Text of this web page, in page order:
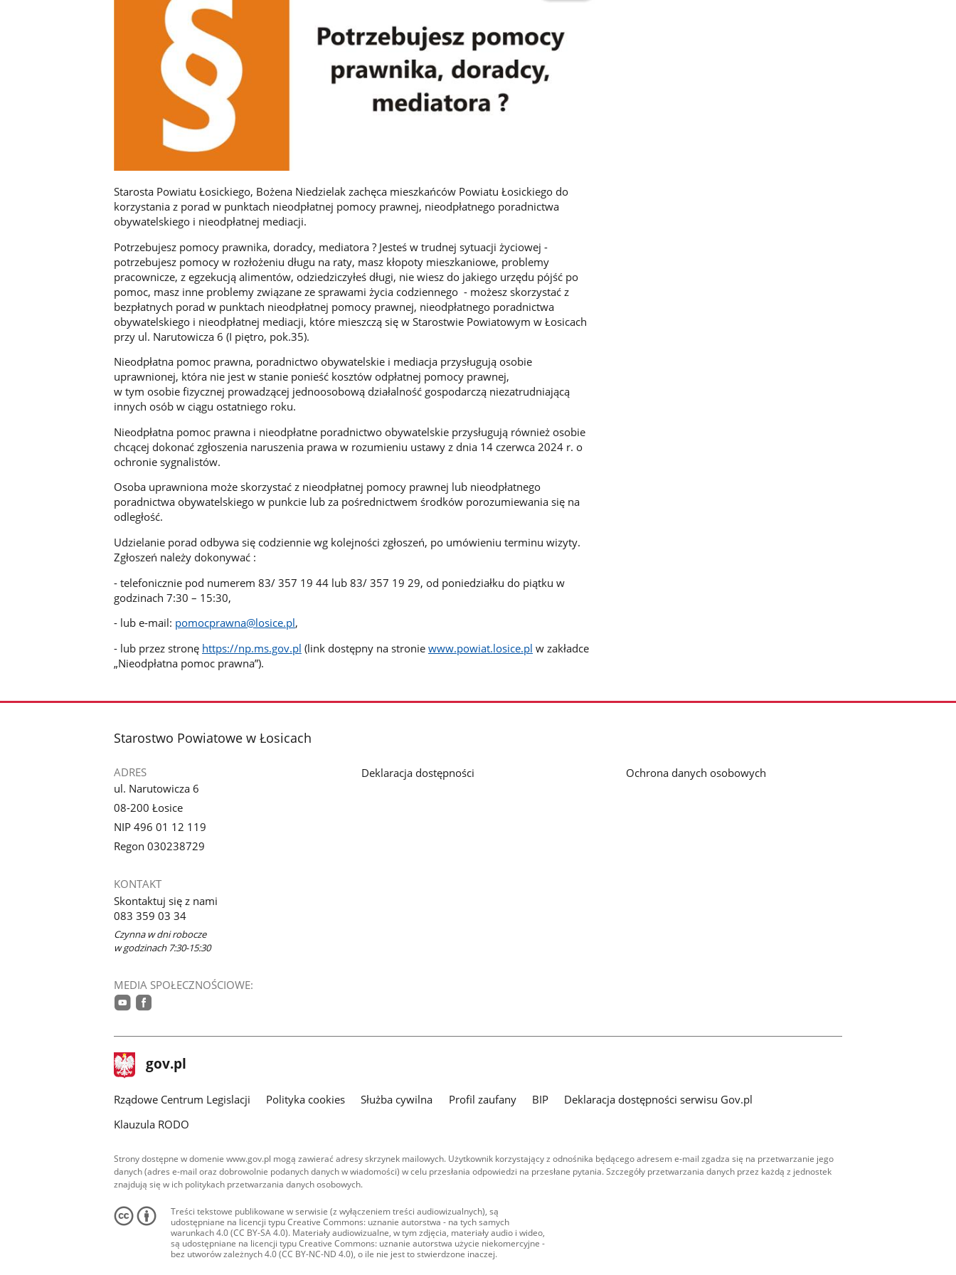
Starosta Powiatu Łosickiego, Bożena Niedzielak zachęca mieszkańców Powiatu Łosickiego do
korzystania z porad w punktach nieodpłatnej pomocy prawnej, nieodpłatnego poradnictwa
obywatelskiego i nieodpłatnej mediacji.
Potrzebujesz pomocy prawnika, doradcy, mediatora ? Jesteś w trudnej sytuacji życiowej -
potrzebujesz pomocy w rozłożeniu długu na raty, masz kłopoty mieszkaniowe, problemy
pracownicze, z egzekucją alimentów, odziedziczyłeś długi, nie wiesz do jakiego urzędu pójść po
pomoc, masz inne problemy związane ze sprawami życia codziennego - możesz skorzystać z
bezpłatnych porad w punktach nieodpłatnej pomocy prawnej, nieodpłatnego poradnictwa
obywatelskiego i nieodpłatnej mediacji, które mieszczą się w Starostwie Powiatowym w Łosicach
przy ul. Narutowicza 6 (I piętro, pok.35).
Nieodpłatna pomoc prawna, poradnictwo obywatelskie i mediacja przysługują osobie
uprawnionej, która nie jest w stanie ponieść kosztów odpłatnej pomocy prawnej,
w tym osobie fizycznej prowadzącej jednoosobową działalność gospodarczą niezatrudniającą
innych osób w ciągu ostatniego roku.
Nieodpłatna pomoc prawna i nieodpłatne poradnictwo obywatelskie przysługują również osobie
chcącej dokonać zgłoszenia naruszenia prawa w rozumieniu ustawy z dnia 14 czerwca 2024 r. o
ochronie sygnalistów.
Osoba uprawniona może skorzystać z nieodpłatnej pomocy prawnej lub nieodpłatnego
poradnictwa obywatelskiego w punkcie lub za pośrednictwem środków porozumiewania się na
odległość.
Udzielanie porad odbywa się codziennie wg kolejności zgłoszeń, po umówieniu terminu wizyty.
Zgłoszeń należy dokonywać :
- telefonicznie pod numerem 83/ 357 19 44 lub 83/ 357 19 29, od poniedziałku do piątku w
godzinach 7:30 – 15:30,
- lub e-mail: pomocprawna@losice.pl,
- lub przez stronę https://np.ms.gov.pl (link dostępny na stronie www.powiat.losice.pl w zakładce
„Nieodpłatna pomoc prawna”).
stopka
Starostwo Powiatowe w Łosicach
ADRES
ul. Narutowicza 6
08-200 Łosice
NIP 496 01 12 119
Regon 030238729
KONTAKT
Skontaktuj się z nami
083 359 03 34
Czynna w dni robocze
w godzinach 7:30-15:30
MEDIA SPOŁECZNOŚCIOWE:
Deklaracja dostępności Ochrona danych osobowych
stopka
gov.pl Strona
gov.pl
Rządowe Centrum Legislacji Polityka cookies Służba cywilna Profil zaufany BIP
Deklaracja dostępności serwisu Gov.pl
Klauzula RODO
Strony dostępne w domenie www.gov.pl mogą zawierać adresy skrzynek mailowych. Użytkownik korzystający z odnośnika będącego adresem e-mail zgadza się na przetwarzanie jego
danych (adres e-mail oraz dobrowolnie podanych danych w wiadomości) w celu przesłania odpowiedzi na przesłane pytania. Szczegóły przetwarzania danych przez każdą z jednostek
znajdują się w ich politykach przetwarzania danych osobowych.
Treści tekstowe publikowane w serwisie (z wyłączeniem treści audiowizualnych), są
udostępniane na licencji typu Creative Commons: uznanie autorstwa - na tych samych
warunkach 4.0 (CC BY-SA 4.0). Materiały audiowizualne, w tym zdjęcia, materiały audio i wideo,
są udostępniane na licencji typu Creative Commons: uznanie autorstwa użycie niekomercyjne -
bez utworów zależnych 4.0 (CC BY-NC-ND 4.0), o ile nie jest to stwierdzone inaczej.